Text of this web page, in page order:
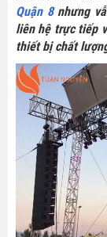
Quận 8nhưng
liên hệ trực tiếp
thiết bị chất